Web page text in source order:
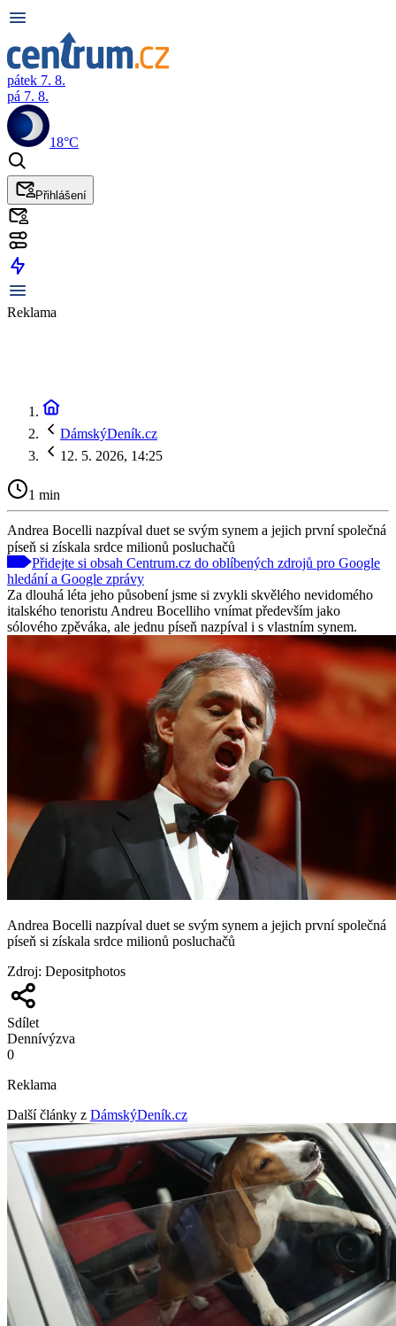
pátek 7. 8.
pá 7. 8.
18°C
Přihlášení
Reklama
DámskýDeník.cz
12. 5. 2026, 14:25
1 min
Andrea Bocelli nazpíval duet se svým synem a jejich první společná
píseň si získala srdce milionů posluchačů
Přidejte si obsah Centrum.cz do oblíbených zdrojů pro Google
hledání a Google zprávy
Za dlouhá léta jeho působení jsme si zvykli skvělého nevidomého
italského tenoristu Andreu Bocelliho vnímat především jako
sólového zpěváka, ale jednu píseň nazpíval i s vlastním synem.
Andrea Bocelli nazpíval duet se svým synem a jejich první společná
píseň si získala srdce milionů posluchačů
Zdroj: Depositphotos
Sdílet
Dennívýzva
0
Reklama
Další články z DámskýDeník.cz